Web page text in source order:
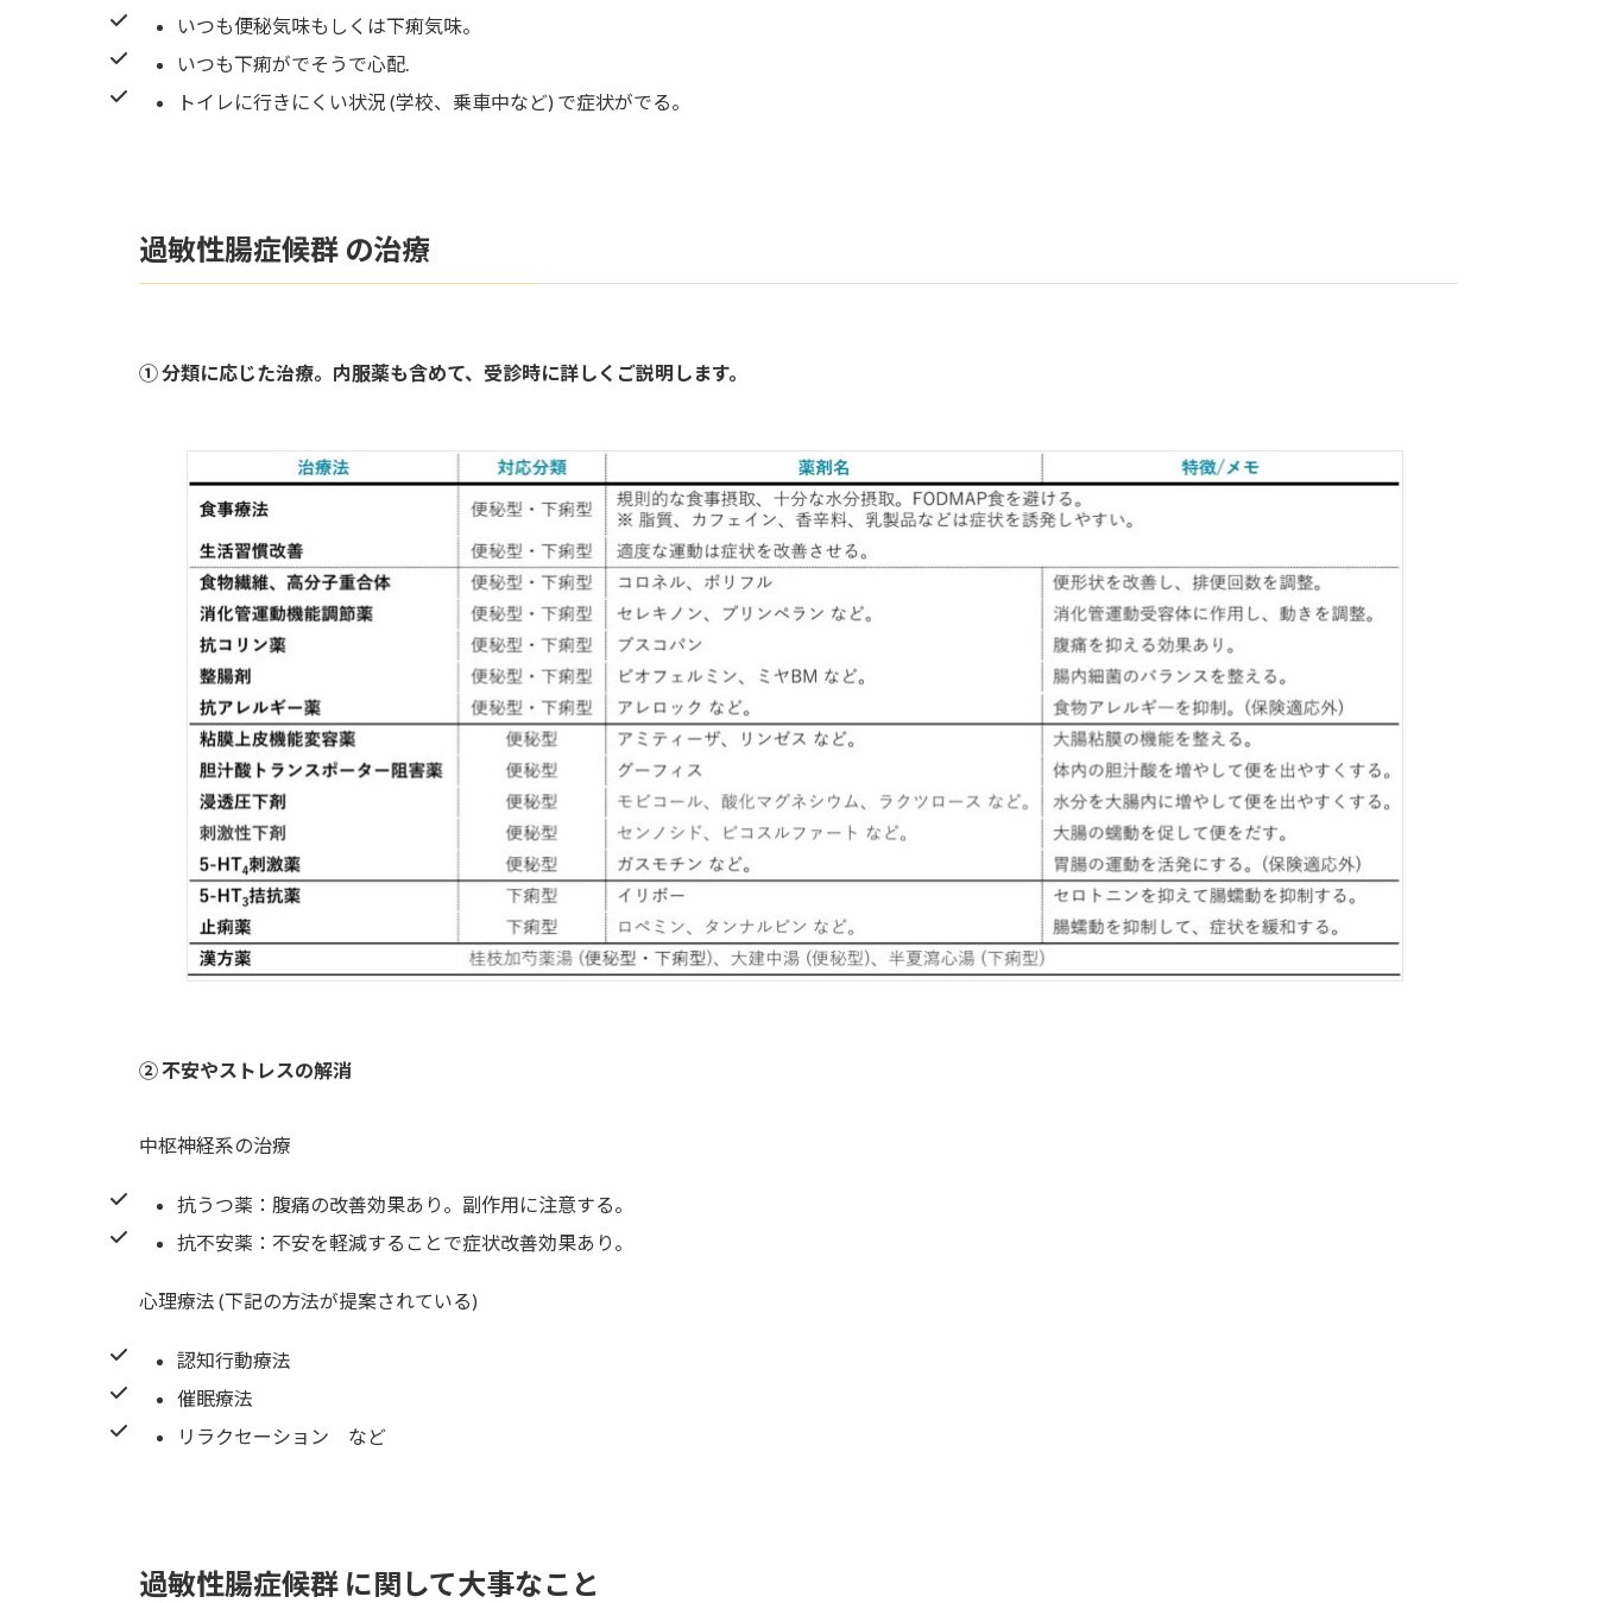
いつも便秘気味もしくは下痢気味。
いつも下痢がでそうで心配.
トイレに行きにくい状況 (学校、乗車中など) で症状がでる。
過敏性腸症候群 の治療
① 分類に応じた治療。内服薬も含めて、受診時に詳しくご説明します。
② 不安やストレスの解消
中枢神経系の治療
抗うつ薬：腹痛の改善効果あり。副作用に注意する。
抗不安薬：不安を軽減することで症状改善効果あり。
心理療法 (下記の方法が提案されている)
認知行動療法
催眠療法
リラクセーション など
過敏性腸症候群 に関して大事なこと